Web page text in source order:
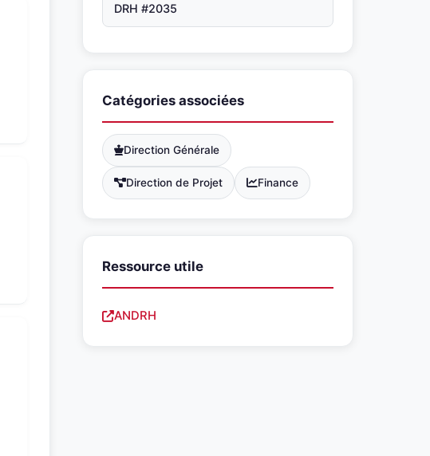
DRH #2035
Catégories associées
Direction Générale
Direction de Projet Finance
Ressource utile
ANDRH